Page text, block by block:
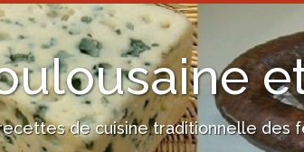
de cuisine traditionnelle des